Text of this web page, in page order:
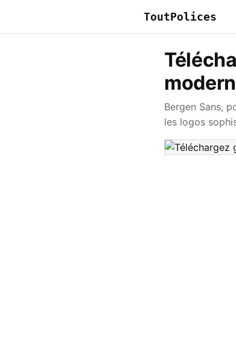
ToutPolices
Bergen Sans,
les logos